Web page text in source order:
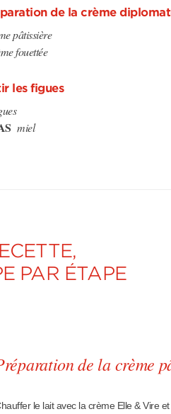
de la crème
pâtissière
fouettée
les figues
miel
PAR ÉTAPE
de la crème
le lait avec la crème Elle & Vire